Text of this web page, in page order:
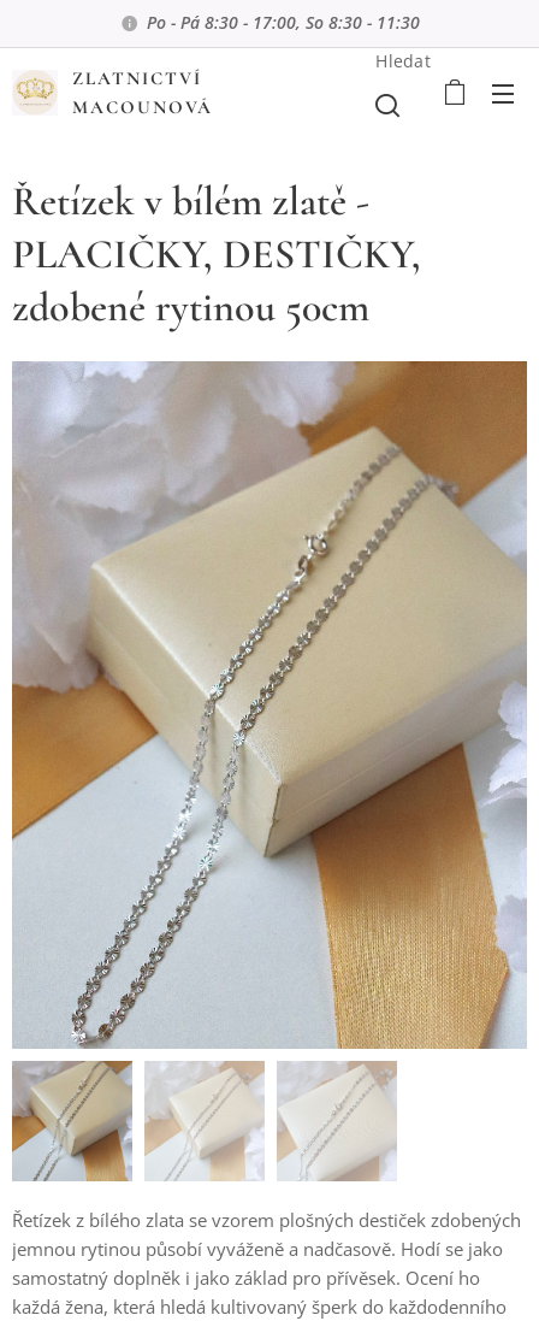
Po - Pá 8:30 - 17:00, So 8:30 - 11:30
ZLATNICTVÍ
MACOUNOVÁ
Hledat
Řetízek v bílém zlatě -
PLACIČKY, DESTIČKY,
zdobené rytinou 50cm
Řetízek z bílého zlata se vzorem plošných destiček zdobených
jemnou rytinou působí vyváženě a nadčasově. Hodí se jako
samostatný doplněk i jako základ pro přívěsek. Ocení ho
každá žena, která hledá kultivovaný šperk do každodenního